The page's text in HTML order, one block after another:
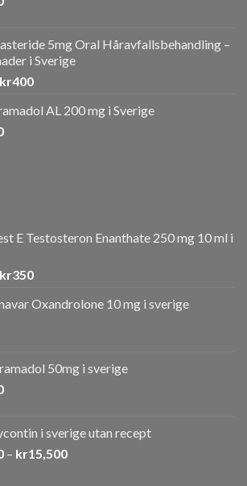
5mg Oral Håravfallsbehandling –
i Sverige
Det
kr400Det
priset
AL 200 mg i Sverige
E Testosteron Enanthate 250 mg 10 ml i
Det
kr350Det
priset
Oxandrolone 10 mg i sverige
50mg i sverige
i sverige utan recept
– kr15,500Prisintervall: